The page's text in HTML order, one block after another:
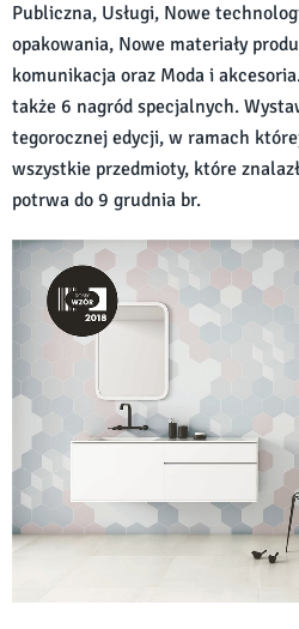
Publiczna, Usługi, Nowe
opakowania, Nowe materiały
komunikacja oraz Moda i
także 6 nagród specjalnych.
tegorocznej edycji, w ramach
wszystkie przedmioty, które
potrwa do 9 grudnia br.